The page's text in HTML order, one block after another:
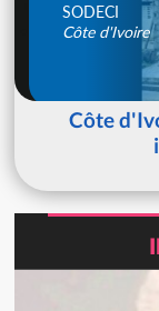
SODECI
Côte d'Ivoire
Côte